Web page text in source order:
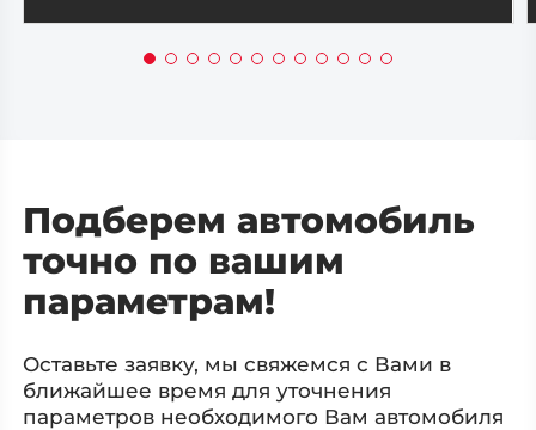
Подберем автомобиль
точно по вашим
параметрам!
Оставьте заявку, мы свяжемся с Вами в
ближайшее время для уточнения
параметров необходимого Вам автомобиля